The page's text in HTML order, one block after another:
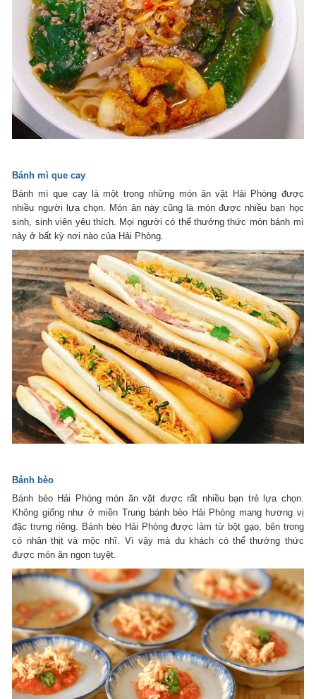
Bánh mì que cay
Bánh mì que cay là một trong những món ăn vặt Hải Phòng được
nhiều người lựa chọn. Món ăn này cũng là món được nhiều bạn học
sinh, sinh viên yêu thích. Mọi người có thể thưởng thức món bánh mì
này ở bất kỳ nơi nào của Hải Phòng.
Bánh bèo
Bánh bèo Hải Phòng món ăn vặt được rất nhiều bạn trẻ lựa chọn.
Không giống như ở miền Trung bánh bèo Hải Phòng mang hương vị
đặc trưng riêng. Bánh bèo Hải Phòng được làm từ bột gạo, bên trong
có nhân thịt và mộc nhĩ. Vì vậy mà du khách có thể thưởng thức
được món ăn ngon tuyệt.